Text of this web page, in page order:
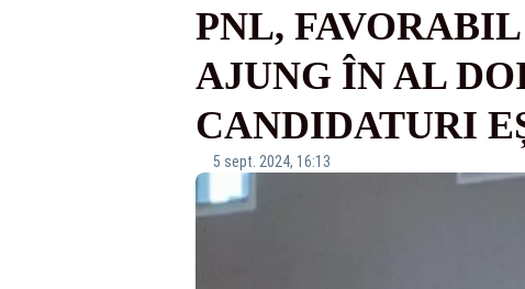
PNL,
AJUNG ÎN AL
CANDIDATURI
5 sept. 2024, 16:13